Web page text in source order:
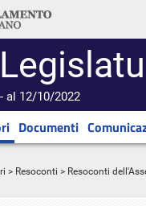
al 12/10/2022
Documenti
> Resoconti > Resoconti